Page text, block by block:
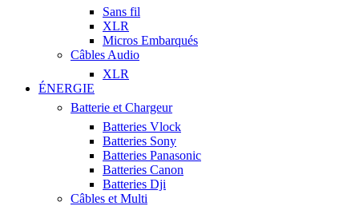
Sans fil
XLR
Micros Embarqués
Câbles Audio
XLR
ÉNERGIE
Batterie et Chargeur
Batteries Vlock
Batteries Sony
Batteries Panasonic
Batteries Canon
Batteries Dji
Câbles et Multi